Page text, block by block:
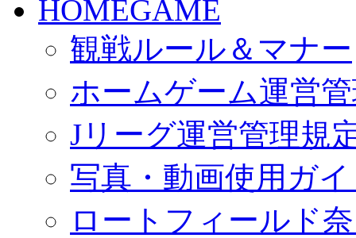
HOMEGAME
観戦ルール＆マナー
ホームゲーム運営
Jリーグ運営管理規
写真・動画使用ガ
ロートフィールド